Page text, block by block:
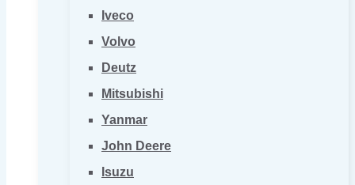
Iveco
Volvo
Deutz
Mitsubishi
Yanmar
John Deere
Isuzu